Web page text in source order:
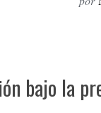
bajo la